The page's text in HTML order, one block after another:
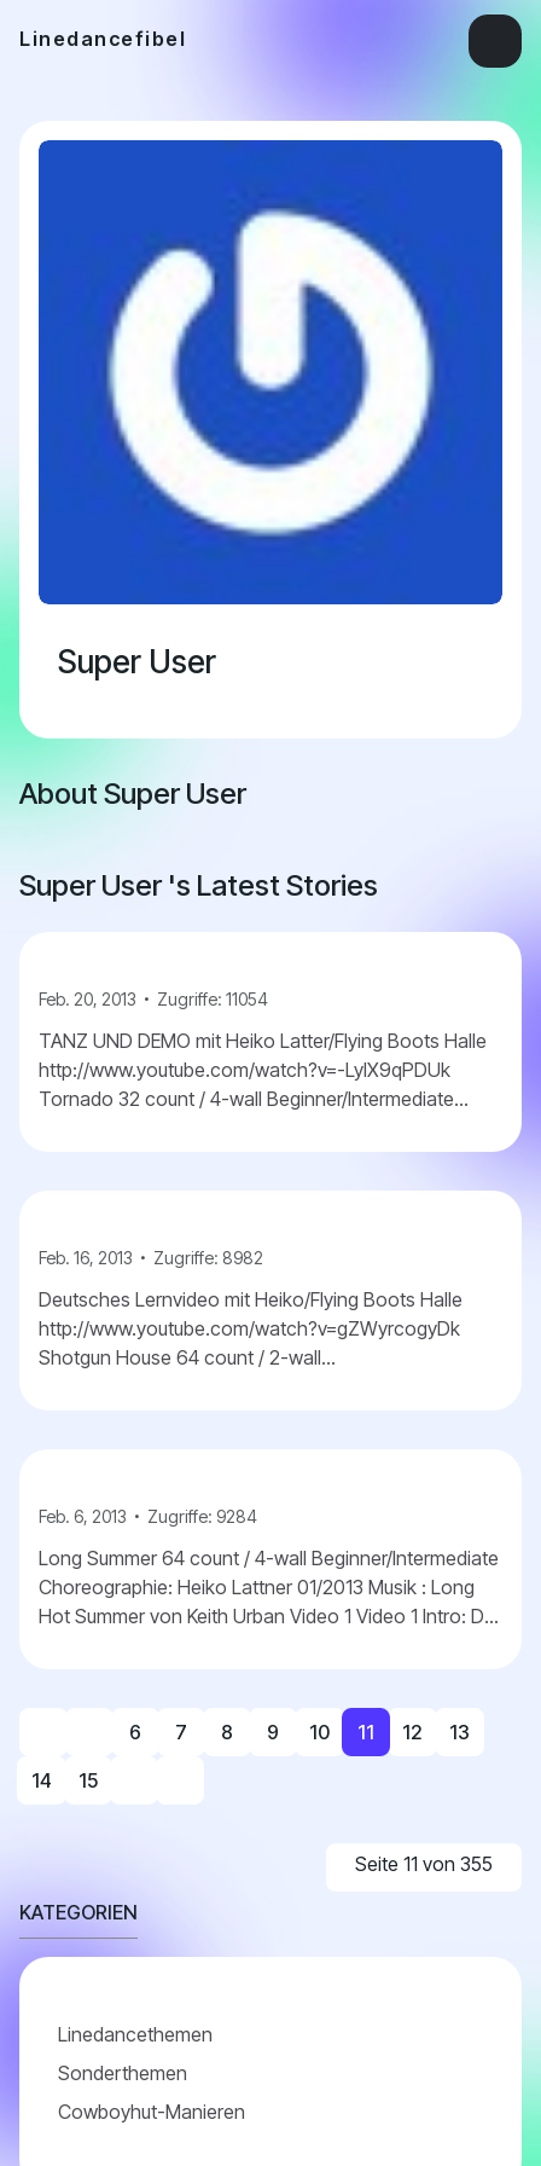
Linedancefibel
Super User
About Super User
Super User 's Latest Stories
Feb. 20, 2013 Zugriffe: 11054
TANZ UND DEMO mit Heiko Latter/Flying Boots Halle
http://www.youtube.com/watch?v=-LylX9qPDUk
Tornado 32 count / 4-wall Beginner/Intermediate
Feb. 16, 2013 Zugriffe: 8982
Deutsches Lernvideo mit Heiko/Flying Boots Halle
http://www.youtube.com/watch?v=gZWyrcogyDk
Shotgun House 64 count / 2-wall
Feb. 6, 2013 Zugriffe: 9284
Long Summer 64 count / 4-wall Beginner/Intermediate
Choreographie: Heiko Lattner 01/2013 Musik : Long
Hot Summer von Keith Urban Video 1 Video 1 Intro: Der
6 7 8 9 10 11 12
13
14
15
Seite 11 von 355
KATEGORIEN
Linedancethemen
Sonderthemen
Cowboyhut-Manieren